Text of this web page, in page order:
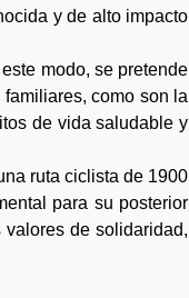
y de alto impacto
modo, se pretende
como son la
de vida saludable y
ruta ciclista de 1900
para su posterior
de solidaridad,